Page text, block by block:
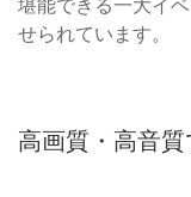
堪能できる一大イ
せられています。
高画質・高音